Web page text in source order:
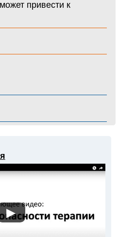
привести к
▶